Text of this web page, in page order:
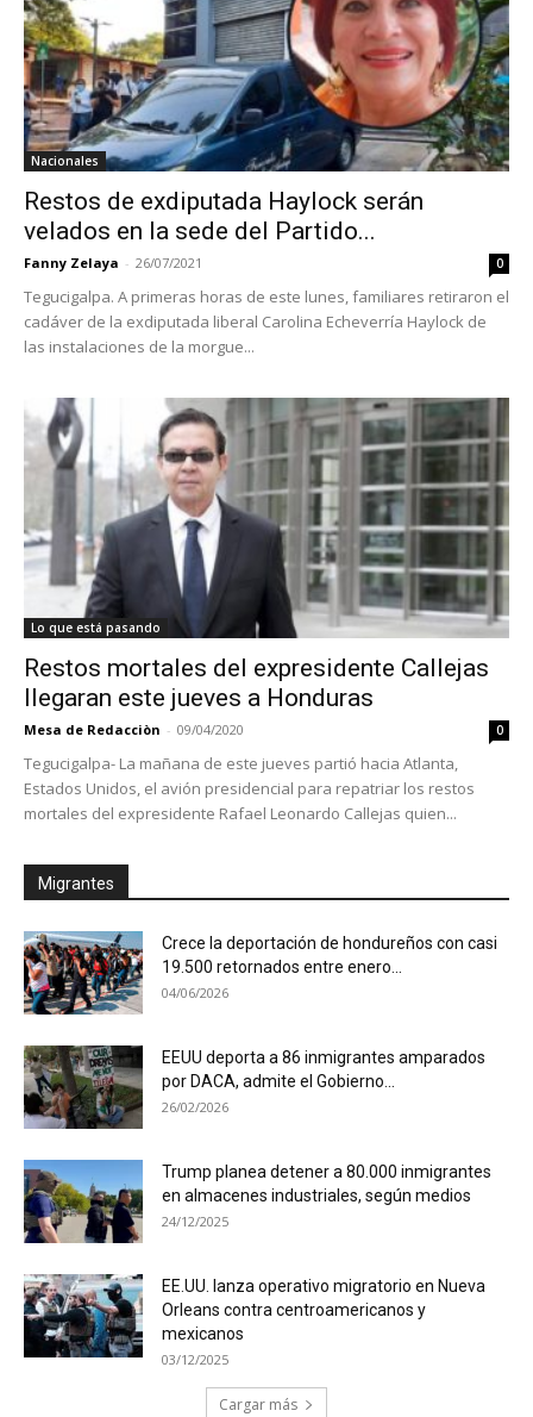
Nacionales
Restos de exdiputada Haylock serán
velados en la sede del Partido...
Fanny Zelaya - 26/07/2021 0
Tegucigalpa. A primeras horas de este lunes, familiares retiraron el
cadáver de la exdiputada liberal Carolina Echeverría Haylock de
las instalaciones de la morgue...
Lo que está pasando
Restos mortales del expresidente Callejas
llegaran este jueves a Honduras
Mesa de Redacciòn - 09/04/2020 0
Tegucigalpa- La mañana de este jueves partió hacia Atlanta,
Estados Unidos, el avión presidencial para repatriar los restos
mortales del expresidente Rafael Leonardo Callejas quien...
Migrantes
Crece la deportación de hondureños con casi
19.500 retornados entre enero...
04/06/2026
EEUU deporta a 86 inmigrantes amparados
por DACA, admite el Gobierno...
26/02/2026
Trump planea detener a 80.000 inmigrantes
en almacenes industriales, según medios
24/12/2025
EE.UU. lanza operativo migratorio en Nueva
Orleans contra centroamericanos y
mexicanos
03/12/2025
Cargar más